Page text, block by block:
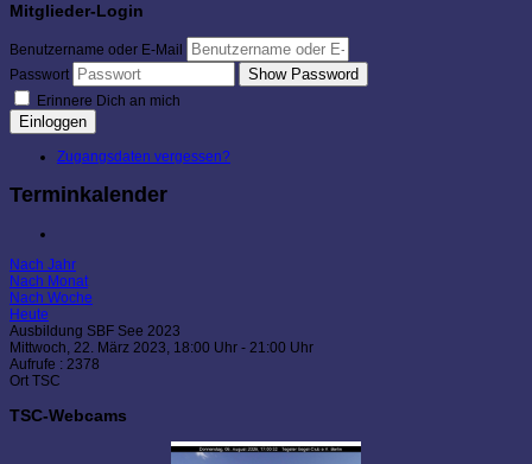
Mitglieder-Login
Benutzername oder E-Mail
Passwort
Show Password
Erinnere Dich an mich
Einloggen
Zugangsdaten vergessen?
Terminkalender
Nach Jahr
Nach Monat
Nach Woche
Heute
Ausbildung SBF See 2023
Mittwoch, 22. März 2023, 18:00 Uhr - 21:00 Uhr
Aufrufe : 2378
Ort TSC
TSC-Webcams